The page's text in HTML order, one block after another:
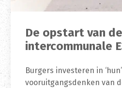
De opstart van de
intercommunale
Burgers investeren in
vooruitgangsdenken van